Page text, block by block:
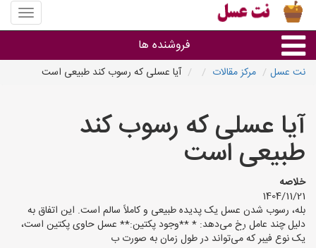
منوی
سایت
عسل
فروشنده ها
استان ها
نت عسل مرکز مقالات آیا عسلی که رسوب کند طبیعی است
آیا عسلی که رسوب کند
طبیعی است
خلاصه
1404/11/21
بله، رسوب شدن عسل یک پدیده طبیعی و کاملاً سالم است. این اتفاق به
دلیل چند عامل رخ می‌دهد: * **وجود پکتین:** عسل حاوی پکتین است،
یک نوع فیبر که می‌تواند در طول زمان به صورت ب